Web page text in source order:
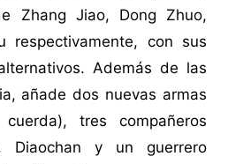
Zhang Jiao, Dong Zhuo,
respectivamente, con sus
Además de las
añade dos nuevas armas
tres compañeros
Diaochan y un guerrero